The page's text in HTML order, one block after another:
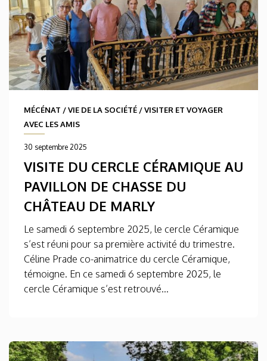
MÉCÉNAT /VIE DE LA SOCIÉTÉ /VISITER ET VOYAGER
AVEC LES AMIS
30 septembre 2025
VISITE DU CERCLE CÉRAMIQUE AU
PAVILLON DE CHASSE DU
CHÂTEAU DE MARLY
Le samedi 6 septembre 2025, le cercle Céramique
s’est réuni pour sa première activité du trimestre.
Céline Prade co-animatrice du cercle Céramique,
témoigne. En ce samedi 6 septembre 2025, le
cercle Céramique s’est retrouvé...